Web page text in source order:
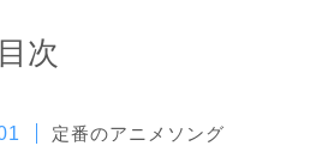
目次
定番のアニメソング